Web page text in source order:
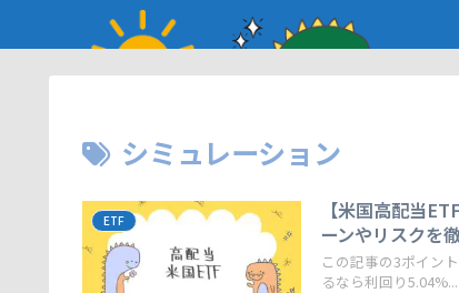
シミュレーション
ETF
【米国高配当
ーンやリスクを
この記事の3ポイン
るなら利回り5.04%...